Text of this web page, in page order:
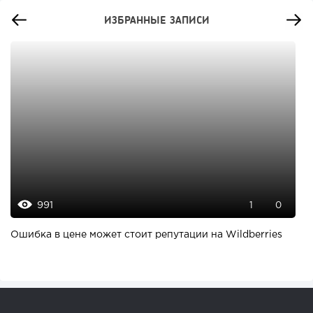
ИЗБРАННЫЕ ЗАПИСИ
991 0
Ошибка в цене может стоит репутации на Wildberries